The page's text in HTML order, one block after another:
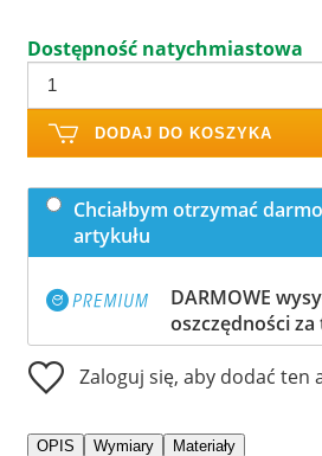
Dostępność natychmiastowa
DODAJ DO KOSZYKA
Chciałbym otrzymać
artykułu
DARMOWE
oszczędności
Zaloguj się, aby dodać ten
OPIS Wymiary Materiały